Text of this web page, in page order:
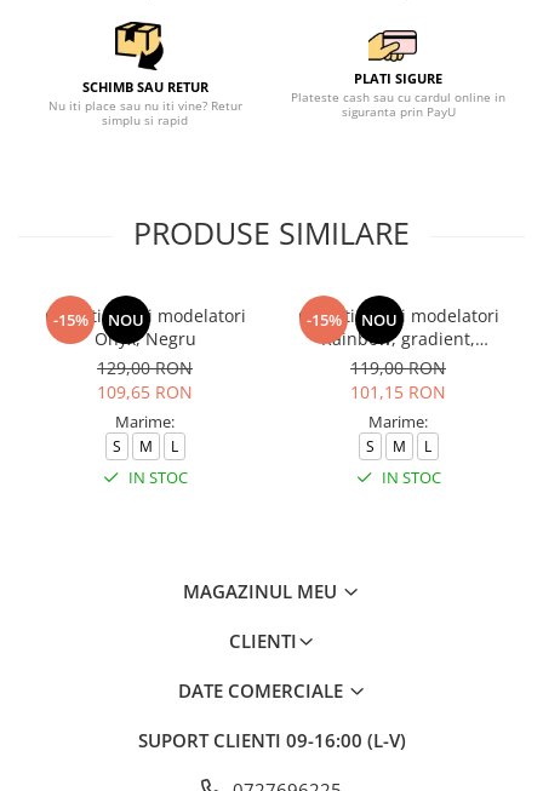
SCHIMB SAU RETUR
Nu iti place sau nu iti vine? Retur
simplu si rapid
PLATI SIGURE
Plateste cash sau cu cardul online in
siguranta prin PayU
PRODUSE SIMILARE
-15% NOU
Colanti scurti modelatori
Onyx, Negru
129,00 RON
109,65 RON
Marime:
S M L
IN STOC
-15% NOU
Colanti scurti modelatori
Rainbow, gradient,
negru/gri
119,00 RON
101,15 RON
Marime:
S M L
IN STOC
MAGAZINUL MEU
CLIENTI
DATE COMERCIALE
SUPORT CLIENTI 09-16:00 (L-V)